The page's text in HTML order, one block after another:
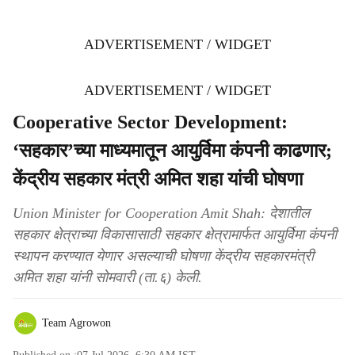
ADVERTISEMENT / WIDGET
ADVERTISEMENT / WIDGET
Cooperative Sector Development:
‘सहकार’च्या माध्यमातून आयुर्विमा कंपनी काढणार;
केंद्रीय सहकार मंत्री अमित शहा यांची घोषणा
Union Minister for Cooperation Amit Shah: देशातील
सहकार क्षेत्राच्या विकासासाठी सहकार क्षेत्रामार्फत आयुर्विमा कंपनी
स्थापन करण्यात येणार असल्याची घोषणा केंद्रीय सहकारमंत्री
अमित शहा यांनी सोमवारी (ता.६) केली.
Team Agrowon